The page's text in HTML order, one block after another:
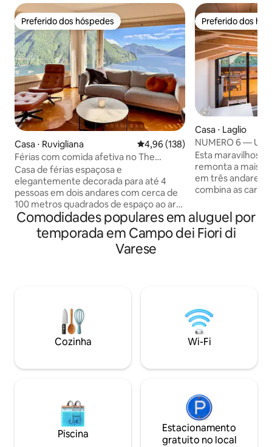
Preferido dos hóspedes
Preferido dos hóspedes
Casa ⋅ Ruvigliana 4,96 de uma avaliação média de
4,96 (138)
Férias com comida afetiva no The
Panorama House Lugano
Casa de férias espaçosa e
elegantemente decorada para até 4
pessoas em dois andares com cerca de
100 metros quadrados de espaço ao ar
livre. 2 varandas + terraço com 30
metros quadrados adicionais convidam
para banhos de sol, relaxar e desfrutar.
Todos os quartos são projetados
casa na rua e localizada diretamente na
floresta, você não será incomodado - e
ainda assim estará a apenas 10 minutos
de carro do centro de Lugano.
Preferido dos
Preferido dos
Casa ⋅ Laglio
NUMERO 6 —
Lago Como, Itália.
Esta maravilhosa
remonta a mais
em três andares,
combina as
lindamente
frente à água do
andar se abre
estacionamento
Comodidades populares em aluguel por
temporada em Campo dei Fiori di
Varese
Cozinha Wi-Fi
Piscina
Estacionamento
gratuito no local